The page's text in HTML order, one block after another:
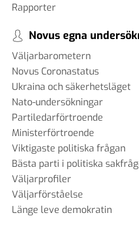
Rapporter
Novus egna
Väljarbarometern
Novus Coronastatus
Ukraina och säkerhetsläget
Nato-undersökningar
Partiledarförtroende
Ministerförtroende
Viktigaste politiska frågan
Bästa parti i politiska
Väljarprofiler
Väljarförståelse
Länge leve demokratin